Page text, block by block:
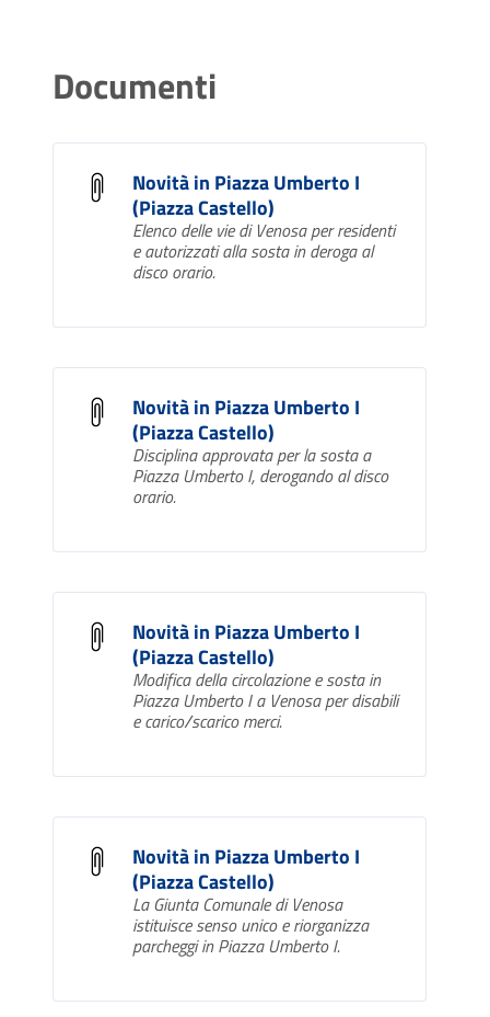
Documenti
Novità in Piazza Umberto I
(Piazza Castello)
Elenco delle vie di Venosa per residenti
e autorizzati alla sosta in deroga al
disco orario.
Novità in Piazza Umberto I
(Piazza Castello)
Disciplina approvata per la sosta a
Piazza Umberto I, derogando al disco
orario.
Novità in Piazza Umberto I
(Piazza Castello)
Modifica della circolazione e sosta in
Piazza Umberto I a Venosa per disabili
e carico/scarico merci.
Novità in Piazza Umberto I
(Piazza Castello)
La Giunta Comunale di Venosa
istituisce senso unico e riorganizza
parcheggi in Piazza Umberto I.